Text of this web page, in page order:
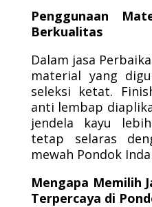
Penggunaan
Berkualitas
Dalam jasa
material yang
seleksi ketat.
anti lembap
jendela kayu
tetap selaras
mewah Pondok
Mengapa Memilih
Terpercaya di